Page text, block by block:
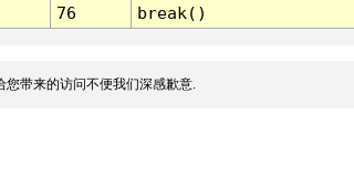
76 break()
带来的访问不便我们深感歉意.